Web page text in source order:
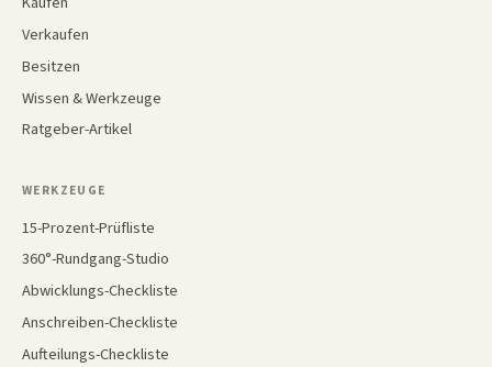
Verkaufen
Besitzen
Wissen & Werkzeuge
Ratgeber-Artikel
WERKZEUGE
15-Prozent-Prüfliste
360°-Rundgang-Studio
Abwicklungs-Checkliste
Anschreiben-Checkliste
Aufteilungs-Checkliste